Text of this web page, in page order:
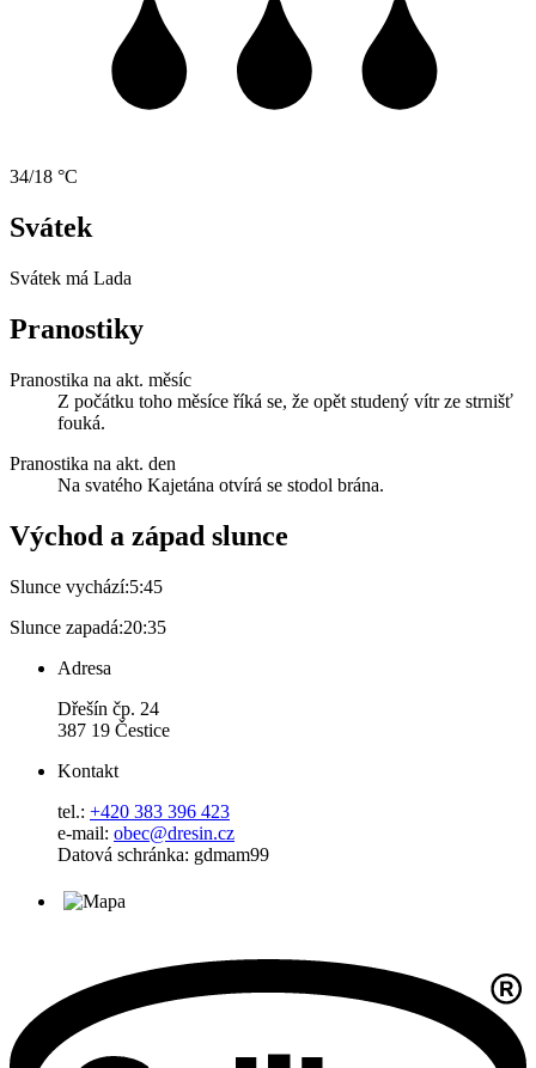
34/18 °C
Svátek
Svátek má Lada
Pranostiky
Pranostika na akt. měsíc
Z počátku toho měsíce říká se, že opět studený vítr ze strnišť
fouká.
Pranostika na akt. den
Na svatého Kajetána otvírá se stodol brána.
Východ a západ slunce
Slunce vychází:5:45
Slunce zapadá:20:35
Adresa
Dřešín čp. 24
387 19 Čestice
Kontakt
tel.: +420 383 396 423
e-mail: obec@dresin.cz
Datová schránka: gdmam99